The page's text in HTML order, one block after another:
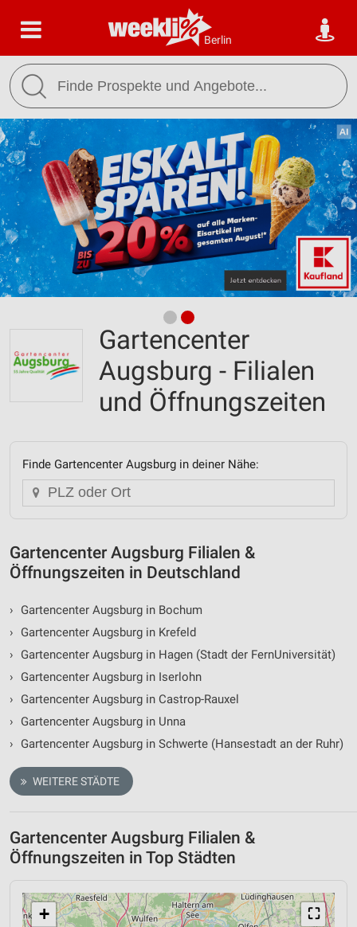
Berlin
Gartencenter
Augsburg - Filialen
und Öffnungszeiten
Finde Gartencenter Augsburg in deiner Nähe:
Gartencenter Augsburg Filialen &
Öffnungszeiten in Deutschland
›
Gartencenter Augsburg in Bochum
›
Gartencenter Augsburg in Krefeld
›
Gartencenter Augsburg in Hagen (Stadt der FernUniversität)
›
Gartencenter Augsburg in Iserlohn
›
Gartencenter Augsburg in Castrop-Rauxel
›
Gartencenter Augsburg in Unna
›
Gartencenter Augsburg in Schwerte (Hansestadt an der Ruhr)
WEITERE STÄDTE
Gartencenter Augsburg Filialen &
Öffnungszeiten in Top Städten
⛶
+